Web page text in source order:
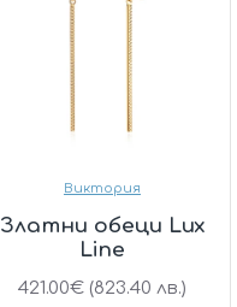
Виктория
Златни обеци Lux
Line
421.00€ (823.40 лв.)